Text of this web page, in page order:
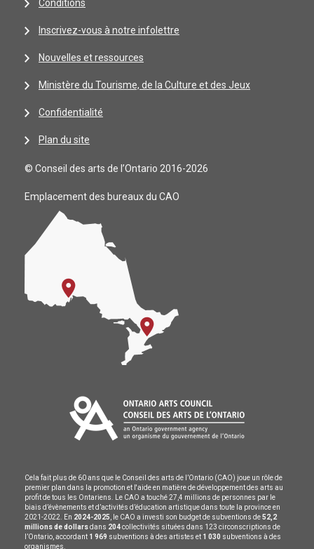
Conditions
Inscrivez-vous à notre infolettre
Nouvelles et ressources
Ministère du Tourisme, de la Culture et des Jeux
Confidentialité
Plan du site
© Conseil des arts de l’Ontario 2016-2026
Emplacement des bureaux du CAO
Cela fait plus de 60 ans que le Conseil des arts de l’Ontario (CAO) joue un rôle de
premier plan dans la promotion et l'aide en matière de développement des arts au
profit de tous les Ontariens. Le CAO a touché 27,4 millions de personnes par le
biais d’évènements et d’activités d’éducation artistique dans toute la province en
2021-2022. En 2024-2025 , le CAO a investi son budget de subventions de52,2
millions de dollarsdans 204collectivités situées dans 123 circonscriptions de
l’Ontario, accordant 1 969 subventions à des artistes et 1 030 subventions à des
organismes.